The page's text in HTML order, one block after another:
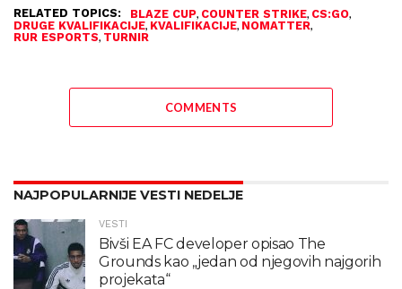
RELATED TOPICS: BLAZE CUP, COUNTER STRIKE, CS:GO,
DRUGE KVALIFIKACIJE, KVALIFIKACIJE, NOMATTER,
RUR ESPORTS, TURNIR
COMMENTS
NAJPOPULARNIJE VESTI NEDELJE
VESTI
Bivši EA FC developer opisao The
Grounds kao „jedan od njegovih najgorih
projekata“